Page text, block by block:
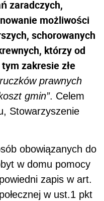
zaradczych,
możliwości
schorowanych
którzy od
zakresie złe
prawnych
gmin”. Celem
Stowarzyszenie
obowiązanych do
w domu pomocy
zapis w art.
w ust.1 pkt